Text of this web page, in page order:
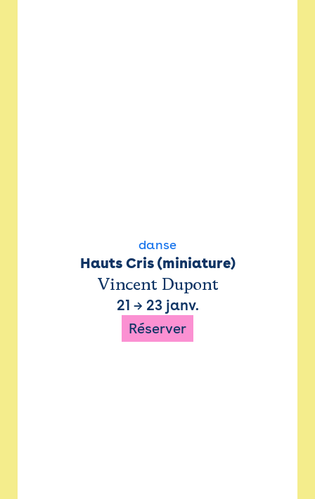
danse
Hauts Cris (miniature)
Vincent Dupont
21 → 23 janv.
Réserver